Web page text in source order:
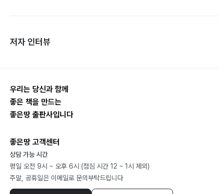
저자 인터뷰
우리는 당신과 함께
좋은 책을 만드는
좋은땅 출판사입니다
좋은땅 고객센터
상담 가능 시간
평일 오전 9시 ~ 오후 6시 (점심 시간 12 ~ 1시 제외)
주말, 공휴일은 이메일로 문의부탁드립니다